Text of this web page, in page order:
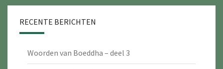
RECENTE BERICHTEN
Woorden van Boeddha – deel 3